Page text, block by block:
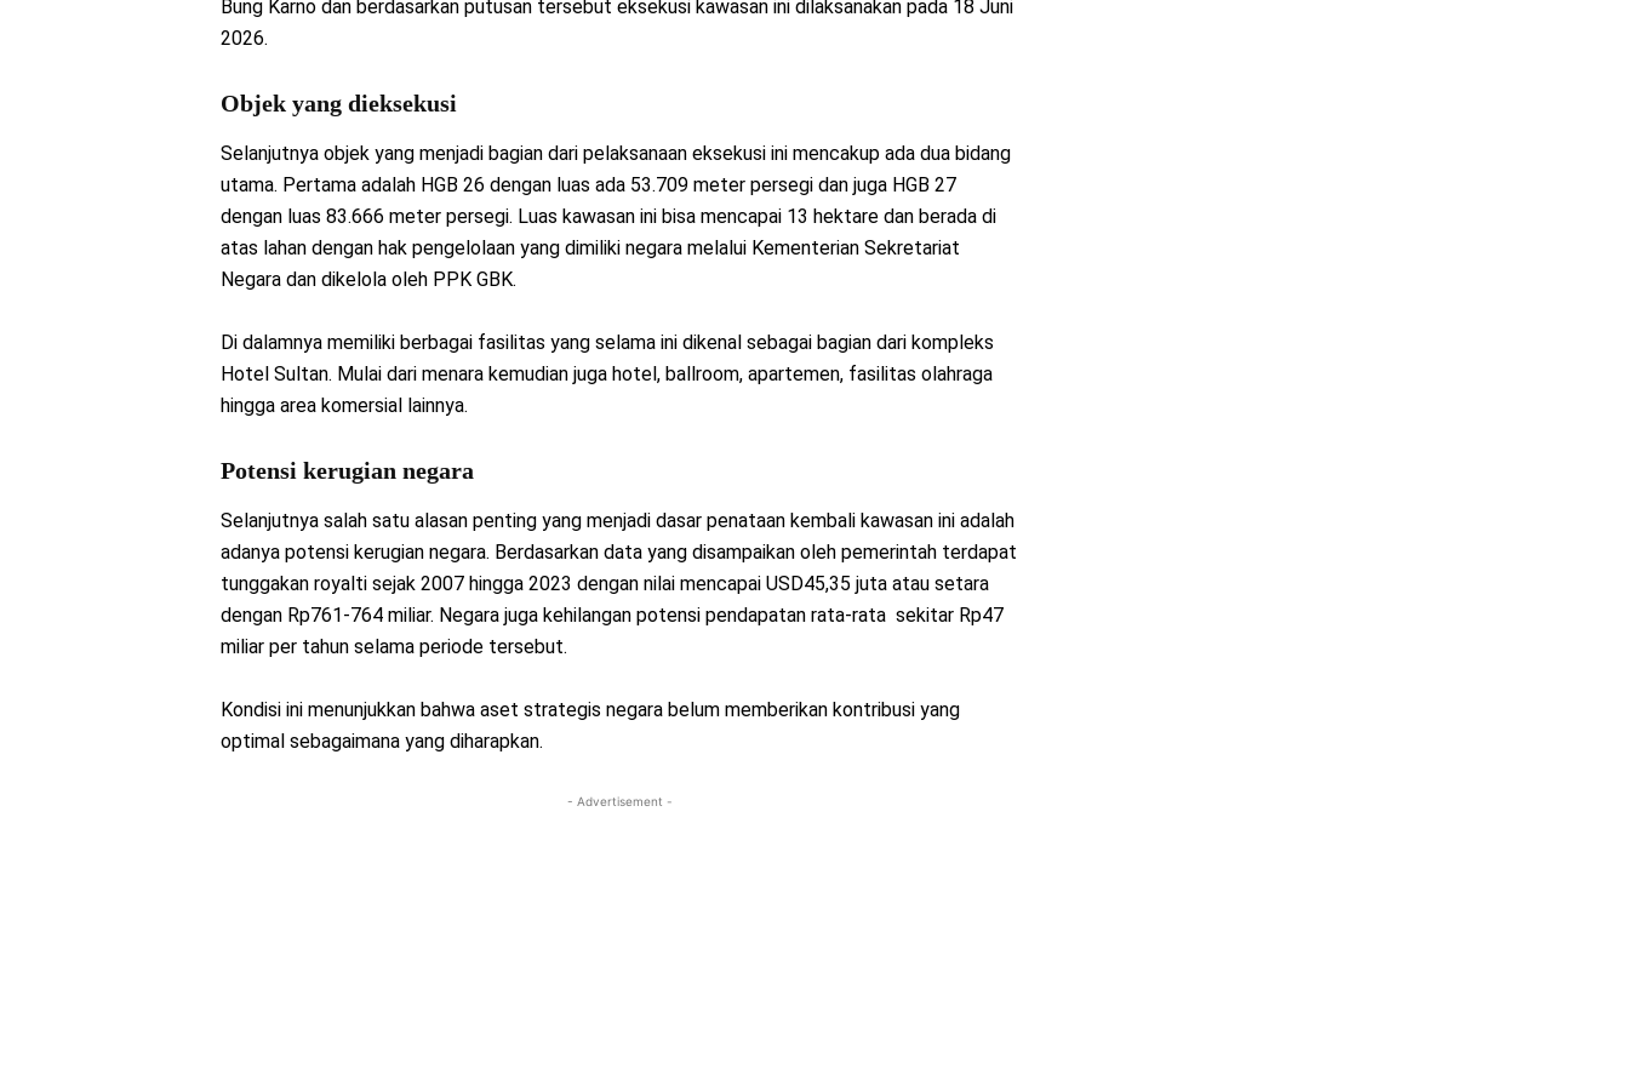
Bung Karno dan berdasarkan putusan tersebut eksekusi kawasan ini dilaksanakan pada 18 Juni
2026.
Objek yang dieksekusi
Selanjutnya objek yang menjadi bagian dari pelaksanaan eksekusi ini mencakup ada dua bidang
utama. Pertama adalah HGB 26 dengan luas ada 53.709 meter persegi dan juga HGB 27
dengan luas 83.666 meter persegi. Luas kawasan ini bisa mencapai 13 hektare dan berada di
atas lahan dengan hak pengelolaan yang dimiliki negara melalui Kementerian Sekretariat
Negara dan dikelola oleh PPK GBK.
Di dalamnya memiliki berbagai fasilitas yang selama ini dikenal sebagai bagian dari kompleks
Hotel Sultan. Mulai dari menara kemudian juga hotel, ballroom, apartemen, fasilitas olahraga
hingga area komersial lainnya.
Potensi kerugian negara
Selanjutnya salah satu alasan penting yang menjadi dasar penataan kembali kawasan ini adalah
adanya potensi kerugian negara. Berdasarkan data yang disampaikan oleh pemerintah terdapat
tunggakan royalti sejak 2007 hingga 2023 dengan nilai mencapai USD45,35 juta atau setara
dengan Rp761-764 miliar. Negara juga kehilangan potensi pendapatan rata-rata sekitar Rp47
miliar per tahun selama periode tersebut.
Kondisi ini menunjukkan bahwa aset strategis negara belum memberikan kontribusi yang
optimal sebagaimana yang diharapkan.
- Advertisement -